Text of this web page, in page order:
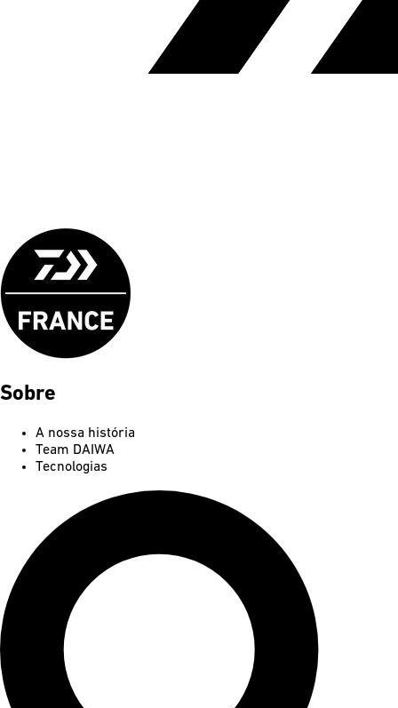
Sobre
A nossa história
Team DAIWA
Tecnologias